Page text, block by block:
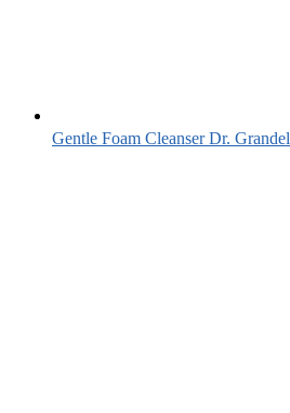
Gentle Foam Cleanser Dr. Grandel